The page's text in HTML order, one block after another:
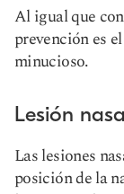
Al igual que
prevención es
minucioso.
Lesión
Las lesiones
posición de la